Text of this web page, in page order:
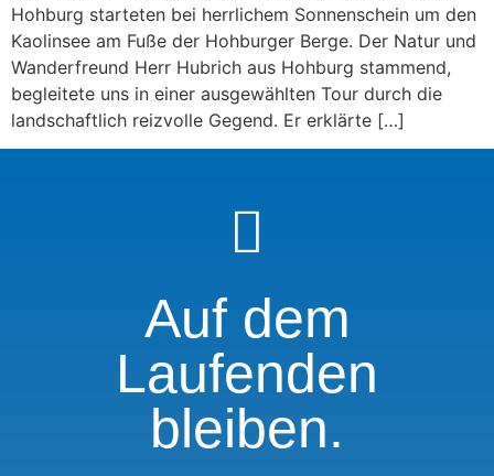
Hohburg starteten bei herrlichem Sonnenschein um den
Kaolinsee am Fuße der Hohburger Berge. Der Natur und
Wanderfreund Herr Hubrich aus Hohburg stammend,
begleitete uns in einer ausgewählten Tour durch die
landschaftlich reizvolle Gegend. Er erklärte […]
Auf dem
Laufenden
bleiben.